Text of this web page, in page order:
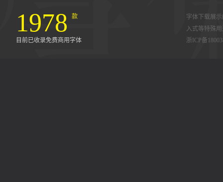
1978 款
目前已收录免费商用字体
字体下载展
入式等特殊
浙ICP备